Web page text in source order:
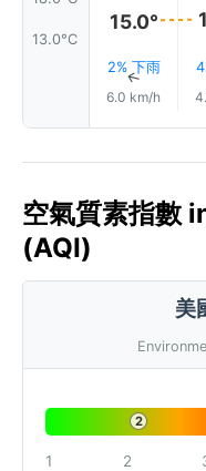
13.0°C
15.0°
2% 下雨
↑
6.0 km/h
空氣質素指數
(AQI)
美
2
1 2